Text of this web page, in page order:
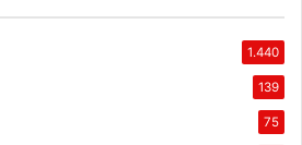
1.440
139
75